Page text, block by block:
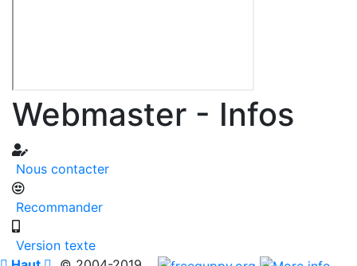
Webmaster - Infos
Nous contacter
Recommander
Version texte